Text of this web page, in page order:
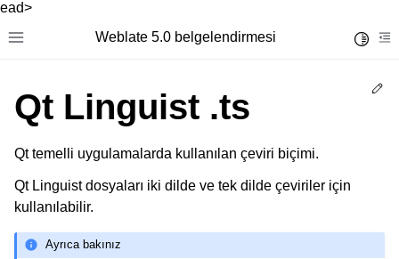
ead>
Toggle site navigation sidebar
Weblate 5.0 belgelendirmesi
Qt Linguist .ts
Qt temelli uygulamalarda kullanılan çeviri biçimi.
Qt Linguist dosyaları iki dilde ve tek dilde çeviriler için
kullanılabilir.
Ayrıca bakınız